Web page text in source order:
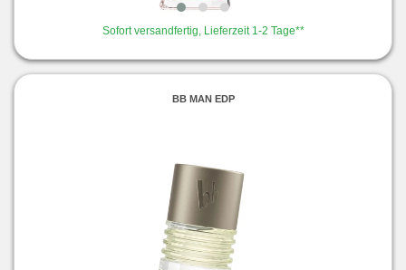
Sofort versandfertig, Lieferzeit 1-2 Tage**
BB MAN EDP